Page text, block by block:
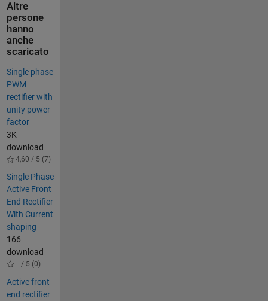
Altre
persone
hanno
anche
scaricato
Single phase
PWM
rectifier with
unity power
factor
3K
download
4,60 / 5 (7)
Single Phase
Active Front
End Rectifier
With Current
shaping
166
download
-- / 5 (0)
Active front
end rectifier